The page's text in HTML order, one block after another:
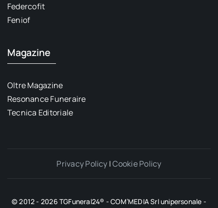
Federcofit
Feniof
Magazine
Oltre Magazine
Resonance Funeraire
Tecnica Editoriale
Privacy Policy |Cookie Policy
© 2012 - 2026 TGFuneral24® - COM’MEDIA Srl unipersonale -